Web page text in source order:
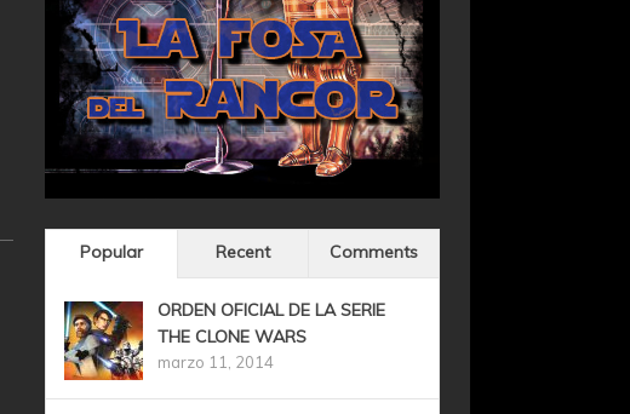
Popular Recent Comments
ORDEN OFICIAL DE LA SERIE
THE CLONE WARS
marzo 11, 2014